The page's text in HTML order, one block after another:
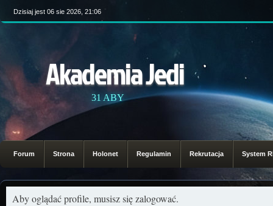
Dzisiaj jest 06 sie 2026, 21:06
Akademia Jedi
31 ABY
Forum Strona Holonet Regulamin Rekrutacja System
Aby oglądać profile, musisz się zalogować.